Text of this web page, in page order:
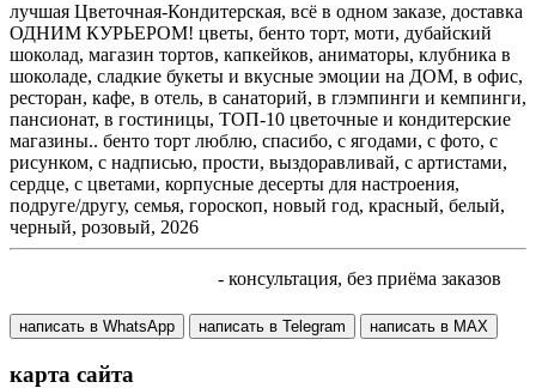
лучшая Цветочная-Кондитерская, всё в одном заказе, доставка
ОДНИМ КУРЬЕРОМ! цветы, бенто торт, моти, дубайский
шоколад, магазин тортов, капкейков, аниматоры, клубника в
шоколаде, сладкие букеты и вкусные эмоции на ДОМ, в офис,
ресторан, кафе, в отель, в санаторий, в глэмпинги и кемпинги,
пансионат, в гостиницы, ТОП-10 цветочные и кондитерские
магазины.. бенто торт люблю, спасибо, с ягодами, с фото, с
рисунком, с надписью, прости, выздоравливай, с артистами,
сердце, с цветами, корпусные десерты для настроения,
подруге/другу, семья, гороскоп, новый год, красный, белый,
черный, розовый, 2026
- консультация, без приёма заказов
написать в WhatsApp написать в Telegram написать в МАХ
карта сайта